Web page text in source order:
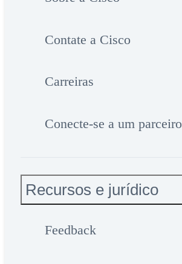
Contate a Cisco
Carreiras
Conecte-se a um parceiro
Recursos e jurídico
Feedback